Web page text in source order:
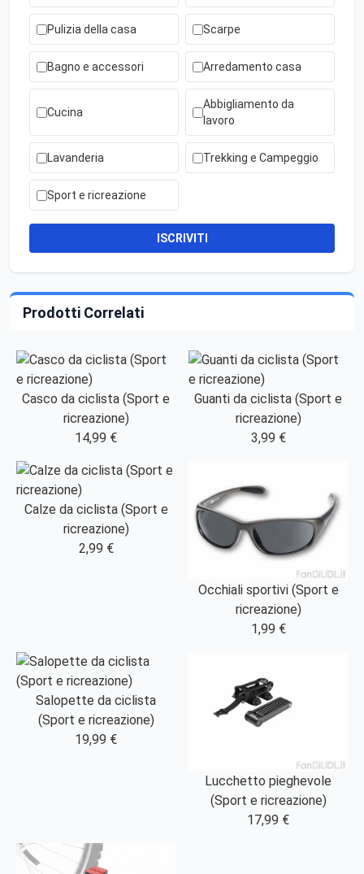
Pulizia della casa Scarpe
Bagno e accessori Arredamento casa
Cucina
Abbigliamento da
lavoro
Lavanderia Trekking e Campeggio
Sport e ricreazione
ISCRIVITI
Prodotti Correlati
Casco da ciclista (Sport e
ricreazione)
14,99 €
Guanti da ciclista (Sport e
ricreazione)
3,99 €
Calze da ciclista (Sport e
ricreazione)
2,99 €
Occhiali sportivi (Sport e
ricreazione)
1,99 €
Salopette da ciclista
(Sport e ricreazione)
19,99 €
Lucchetto pieghevole
(Sport e ricreazione)
17,99 €